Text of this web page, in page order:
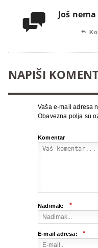
 Još

NAPIŠI
Vaša e-mail adresa
Obavezna polja su
Komentar
Nadimak: *
E-mail adresa: *